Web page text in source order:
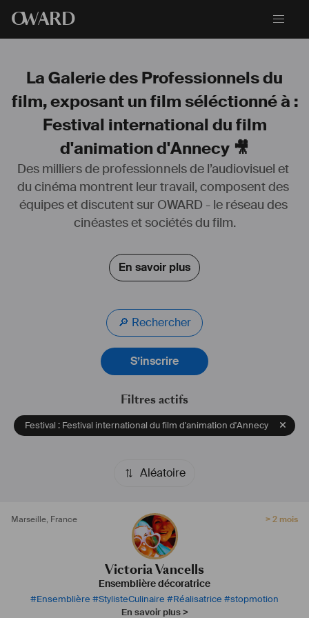
OWARD
La Galerie des Professionnels du
film, exposant un film séléctionné à :
Festival international du film
d'animation d'Annecy 🎥
Des milliers de professionnels de l’audiovisuel et
du cinéma montrent leur travail, composent des
équipes et discutent sur OWARD - le réseau des
cinéastes et sociétés du film.
En savoir plus
🔎 Rechercher
S’inscrire
Filtres actifs
Festival : Festival international du film d'animation d'Annecy
Aléatoire
Marseille, France > 2 mois
Victoria Vancells
Ensemblière décoratrice
#Ensemblière #StylisteCulinaire #Réalisatrice #stopmotion
En savoir plus >
(+33) 06 15 43 41 29